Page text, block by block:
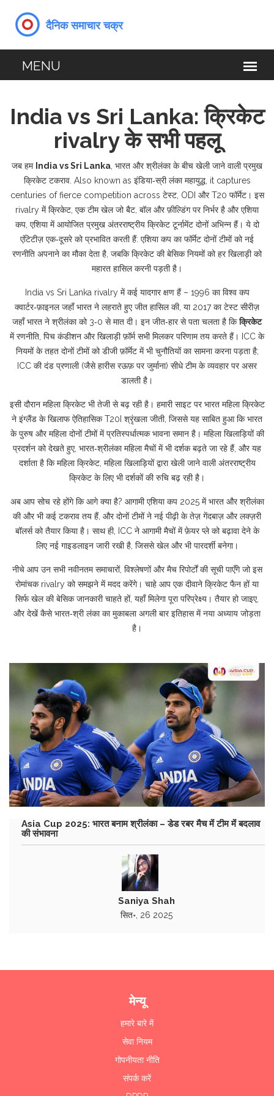
India vs Sri Lanka: क्रिकेट
rivalry के सभी पहलू
जब हम India vs Sri Lanka भारत और श्रीलंका के बीच खेली जाने वाली प्रमुख
क्रिकेट टकराव. Also known as इंडिया‑स्री लंका महायुद्ध, it captures
centuries of fierce competition across टेस्ट, ODI और T20 फॉर्मेट। इस
rivalry मेंक्रिकेट एक टीम खेल जो बैट, बॉल और फ़ील्डिंग पर निर्भर है औरएशिया
कप, एशिया में आयोजित प्रमुख अंतरराष्ट्रीय क्रिकेट टूर्नामेंटदोनों अभिन्न हैं। ये दो
एंटिटीज़ एक‑दूसरे को प्रभावित करती हैं: एशिया कप का फॉर्मेट दोनों टीमों को नई
रणनीति अपनाने का मौका देता है, जबकि क्रिकेट की बेसिक नियमों को हर खिलाड़ी को
महारत हासिल करनी पड़ती है।
India vs Sri Lanka rivalry में कई यादगार क्षण हैं – 1996 का विश्व कप
क्वार्टर‑फ़ाइनल जहाँ भारत ने लहराते हुए जीत हासिल की, या 2017 का टेस्ट सीरीज़
जहाँ भारत ने श्रीलंका को 3‑0 से मात दी। इन जीत‑हार से पता चलता है किक्रिकेट
में रणनीति, पिच कंडीशन और खिलाड़ी फ़ॉर्म सभी मिलकर परिणाम तय करते हैं। ICC के
नियमों के तहत दोनों टीमों को डीजी फ़ॉर्मेट में भी चुनौतियों का सामना करना पड़ता है;
ICC की दंड प्रणाली (जैसे हारीस रऊफ़ पर जुर्माना) सीधे टीम के व्यवहार पर असर
डालती है।
इसी दौरान महिला क्रिकेट भी तेजी से बढ़ रही है। हमारी साइट परभारत महिला क्रिकेट
ने इंग्लैंड के खिलाफ ऐतिहासिक T20I श्रृंखला जीती, जिससे यह साबित हुआ कि भारत
के पुरुष और महिला दोनों टीमों में प्रतिस्पर्धात्मक भावना समान है। महिला खिलाड़ियों की
प्रदर्शन को देखते हुए, भारत‑श्रीलंका महिला मैचों में भी दर्शक बढ़ते जा रहे हैं, और यह
दर्शाता है किमहिला क्रिकेट, महिला खिलाड़ियों द्वारा खेली जाने वाली अंतरराष्ट्रीय
क्रिकेट के लिए भी दर्शकों की रुचि बढ़ रही है।
अब आप सोच रहे होंगे कि आगे क्या है? आगामी एशिया कप 2025 में भारत और श्रीलंका
की और भी कई टकराव तय हैं, और दोनों टीमों ने नई पीढ़ी के तेज़ गेंदबाज़ और लक्ज़री
बॉलर्स को तैयार किया है। साथ ही, ICC ने आगामी मैचों में फ़ेयर प्ले को बढ़ावा देने के
लिए नई गाइडलाइन जारी रखी है, जिससे खेल और भी पारदर्शी बनेगा।
नीचे आप उन सभी नवीनतम समाचारों, विश्लेषणों और मैच रिपोर्टों की सूची पाएँगे जो इस
रोमांचक rivalry को समझने में मदद करेंगे। चाहे आप एक दीवाने क्रिकेट फैन हों या
सिर्फ खेल की बेसिक जानकारी चाहते हों, यहाँ मिलेगा पूरा परिप्रेक्ष्य। तैयार हो जाइए,
और देखें कैसे भारत‑श्री लंका का मुकाबला अगली बार इतिहास में नया अध्याय जोड़ता
है।
Asia Cup 2025: भारत बनाम श्रीलंका – डेड रबर मैच में टीम में बदलाव
की संभावना
Saniya Shah
सित॰, 26 2025
मेन्यू
हमारे बारे में
सेवा नियम
गोपनीयता नीति
संपर्क करें